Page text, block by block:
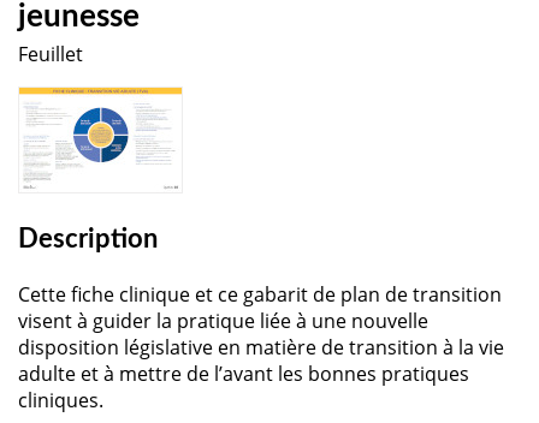
jeunesse
Feuillet
Description
Cette fiche clinique et ce gabarit de plan de transition
visent à guider la pratique liée à une nouvelle
disposition législative en matière de transition à la vie
adulte et à mettre de l’avant les bonnes pratiques
cliniques.